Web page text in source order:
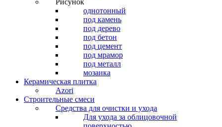
Рисунок
однотонный
под камень
под дерево
под бетон
под цемент
под мрамор
под металл
мозаика
Керамическая плитка
Azori
Строительные смеси
Средства для очистки и ухода
Для ухода за облицовочной